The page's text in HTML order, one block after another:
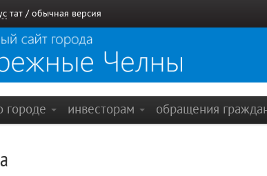
тат / обычная версия
городе инвесторам обращения